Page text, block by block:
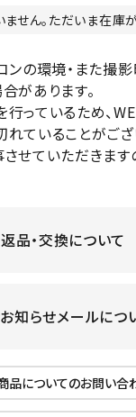
せん。ただいま在庫
の環境・また撮
があります。
っているため、
ていることがござ
せていただきます
返品・交換について
知らせメールにつ
品についてのお問い合